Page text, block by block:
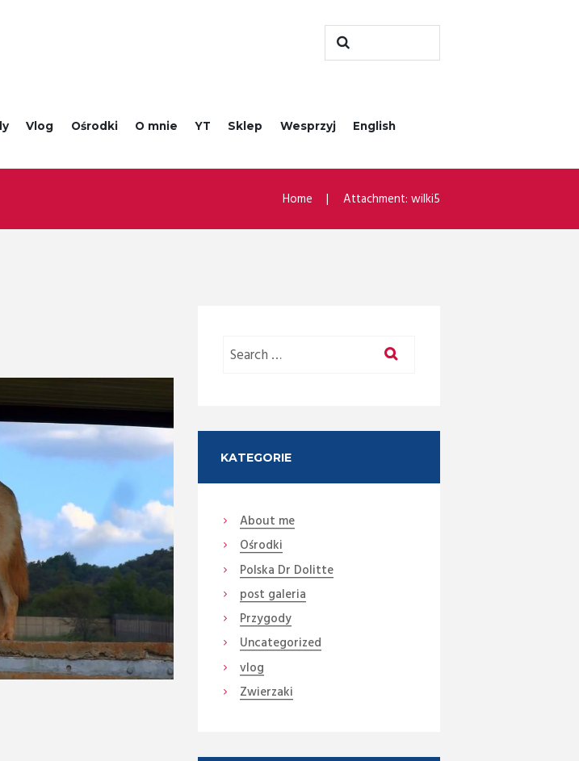
Vlog Ośrodki O mnie YT Sklep Wesprzyj English
Home Attachment: wilki5
KATEGORIE
About me
Ośrodki
Polska Dr Dolitte
post galeria
Przygody
Uncategorized
vlog
Zwierzaki